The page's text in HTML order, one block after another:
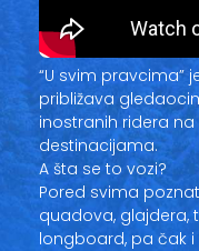
“U svim pravcima”
približava
inostranih ridera
destinacijama.
A šta se to vozi?
Pored svima
quadova, glajdera,
longboard, pa čak